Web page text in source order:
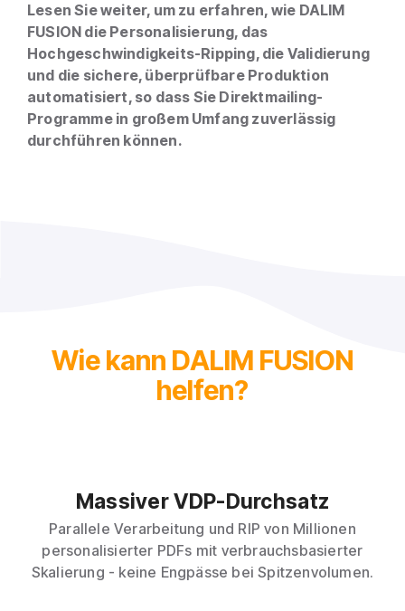
Lesen Sie weiter, um zu erfahren, wie DALIM
FUSION die Personalisierung, das
Hochgeschwindigkeits-Ripping, die Validierung
und die sichere, überprüfbare Produktion
automatisiert, so dass Sie Direktmailing-
Programme in großem Umfang zuverlässig
durchführen können.
Wie kann DALIM FUSION
helfen?
Massiver VDP-Durchsatz
Parallele Verarbeitung und RIP von Millionen
personalisierter PDFs mit verbrauchsbasierter
Skalierung - keine Engpässe bei Spitzenvolumen.